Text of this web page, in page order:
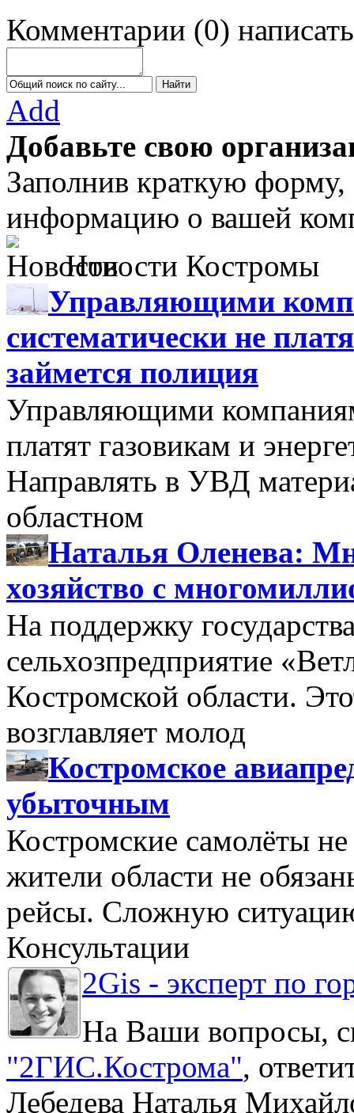
Комментарии (0) написать
Add
Добавьте свою
Заполнив краткую
информацию о вашей
Новости Костромы
Управляющими
систематически не
займется полиция
Управляющими
платят газовикам и
Направлять в УВД
областном
Наталья Оленева:
хозяйство с
На поддержку
сельхозпредприятие
Костромской области.
возглавляет молод
Костромское
убыточным
Костромские самолёты
жители области не
рейсы. Сложную
Консультации
2Gis - эксперт по
На Ваши вопросы,
"2ГИС.Кострома",
Лебедева Наталья